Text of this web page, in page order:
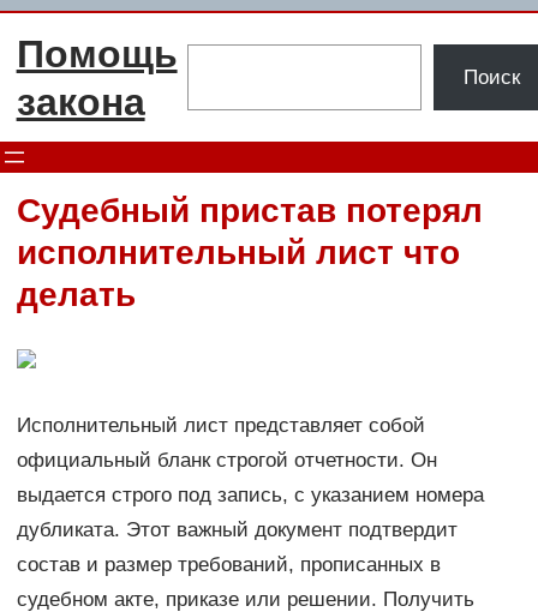
Перейти
Помощь
закона
Поиск
Судебный пристав потерял
исполнительный лист что
делать
Исполнительный лист представляет собой
официальный бланк строгой отчетности. Он
выдается строго под запись, с указанием номера
дубликата. Этот важный документ подтвердит
состав и размер требований, прописанных в
судебном акте, приказе или решении. Получить